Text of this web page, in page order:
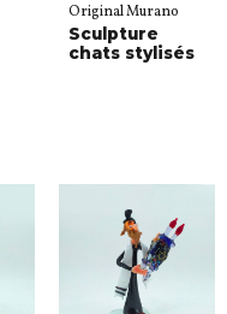
Original Murano
Sculpture
chats stylisés